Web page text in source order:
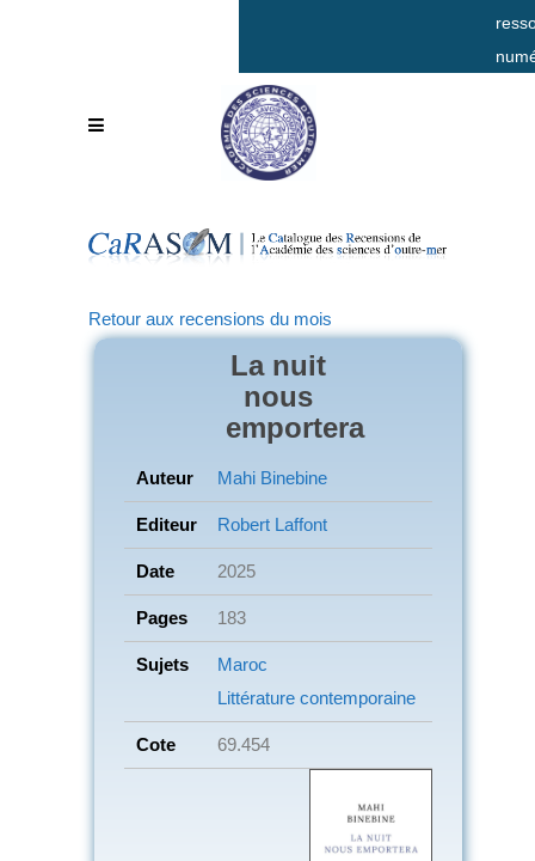
Retour aux recensions du mois
La nuit
nous
emportera
Auteur Mahi Binebine
Editeur Robert Laffont
Date 2025
Pages 183
Sujets
Maroc
Littérature contemporaine
Cote 69.454